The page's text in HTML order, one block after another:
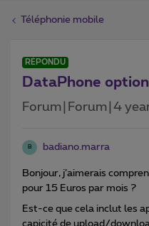
Téléphonie mobile
RÉPONDU
DataPhone option
Forum|Forum|4
B badiano.marra
Bonjour, j’aimerais
pour 15 Euros par mois ?
Est-ce que cela inclut les
capicité de upload/